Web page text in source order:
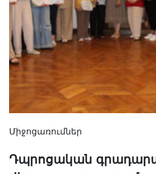
Միջոցառումներ
Դպրոցական